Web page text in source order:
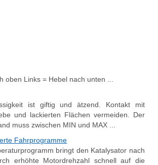
oben Links = Hebel nach unten ...
ist giftig und ätzend. Kontakt mit
und lackierten Flächen vermeiden. Der
muss zwischen MIN und MAX ...
Fahrprogramme
bringt den Katalysator nach
erhöhte Motordrehzahl schnell auf die